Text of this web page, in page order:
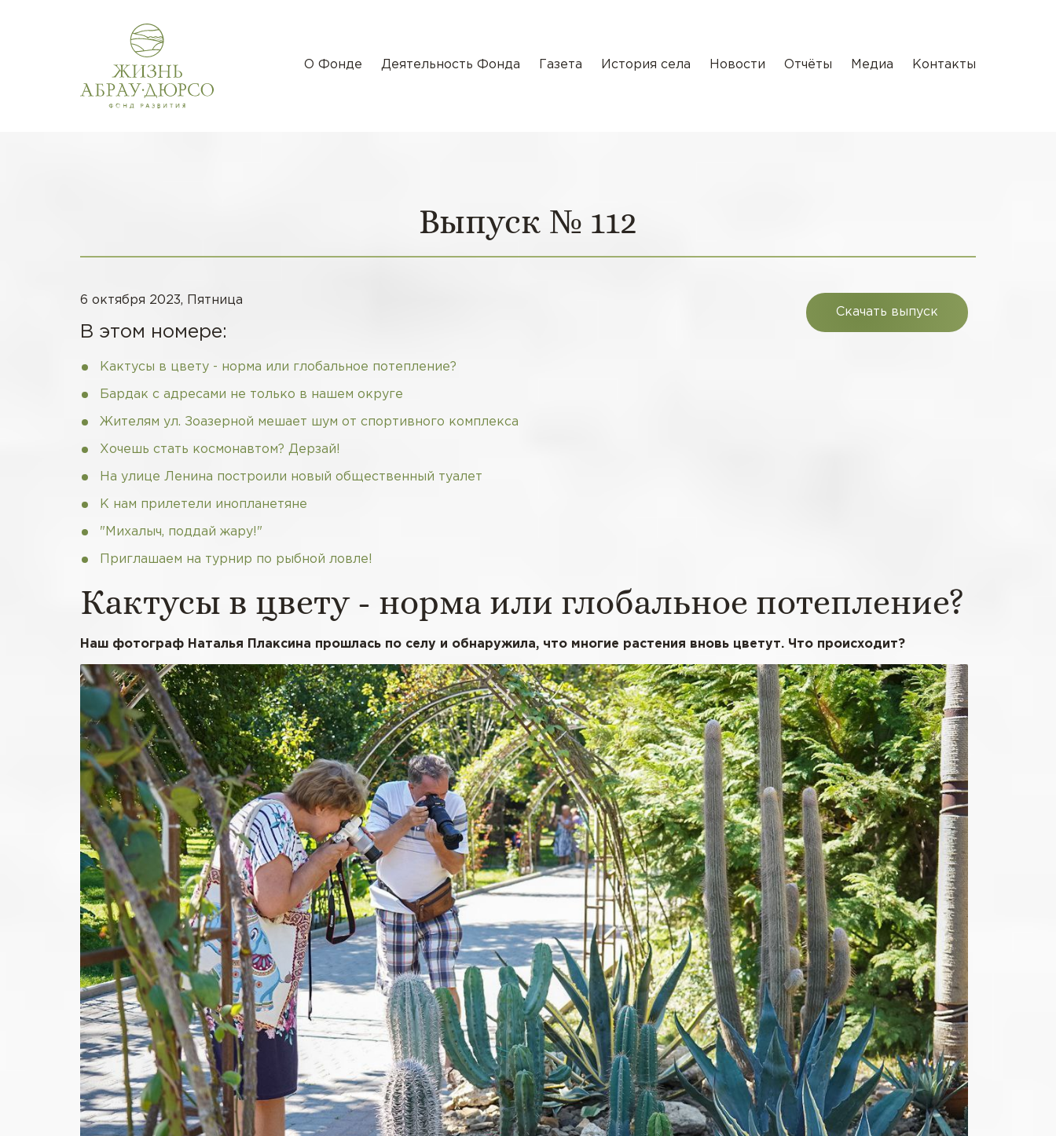
О Фонде Деятельность Фонда Газета История села Новости Отчёты Медиа Контакты
Выпуск № 112
Скачать выпуск
6 октября 2023, Пятница
В этом номере:
Кактусы в цвету - норма или глобальное потепление?
Бардак с адресами не только в нашем округе
Жителям ул. Зоазерной мешает шум от спортивного комплекса
Хочешь стать космонавтом? Дерзай!
На улице Ленина построили новый общественный туалет
К нам прилетели инопланетяне
"Михалыч, поддай жару!"
Приглашаем на турнир по рыбной ловле!
Кактусы в цвету - норма или глобальное потепление?
Наш фотограф Наталья Плаксина прошлась по селу и обнаружила, что многие растения вновь цветут. Что происходит?